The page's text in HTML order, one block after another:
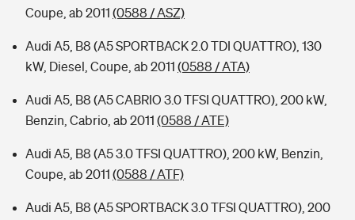
Coupe, ab 2011 (0588 / ASZ)
Audi A5, B8 (A5 SPORTBACK 2.0 TDI QUATTRO), 130
kW, Diesel, Coupe, ab 2011 (0588 / ATA)
Audi A5, B8 (A5 CABRIO 3.0 TFSI QUATTRO), 200 kW,
Benzin, Cabrio, ab 2011 (0588 / ATE)
Audi A5, B8 (A5 3.0 TFSI QUATTRO), 200 kW, Benzin,
Coupe, ab 2011 (0588 / ATF)
Audi A5, B8 (A5 SPORTBACK 3.0 TFSI QUATTRO), 200